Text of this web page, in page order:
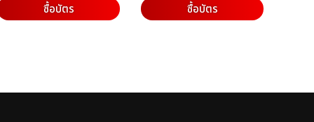
ซื้อบัตร ซื้อบัตร